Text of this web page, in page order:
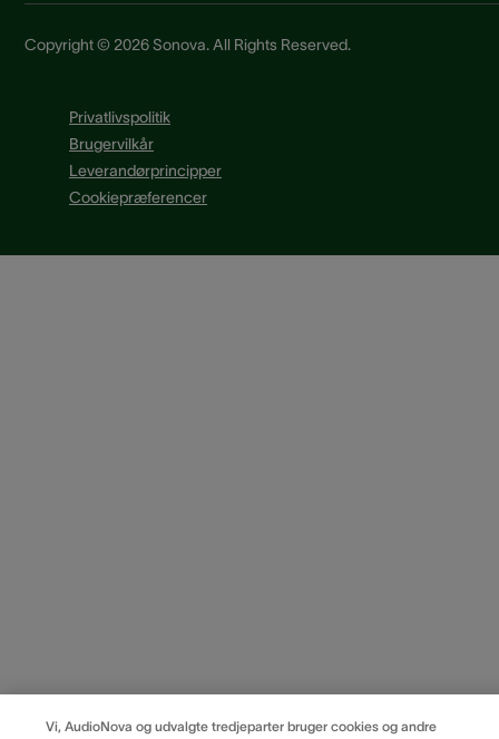
Copyright © 2026 Sonova. All Rights Reserved.
Privatlivspolitik
Brugervilkår
Leverandørprincipper
Cookiepræferencer
Vi, AudioNova og udvalgte tredjeparter bruger cookies og andre